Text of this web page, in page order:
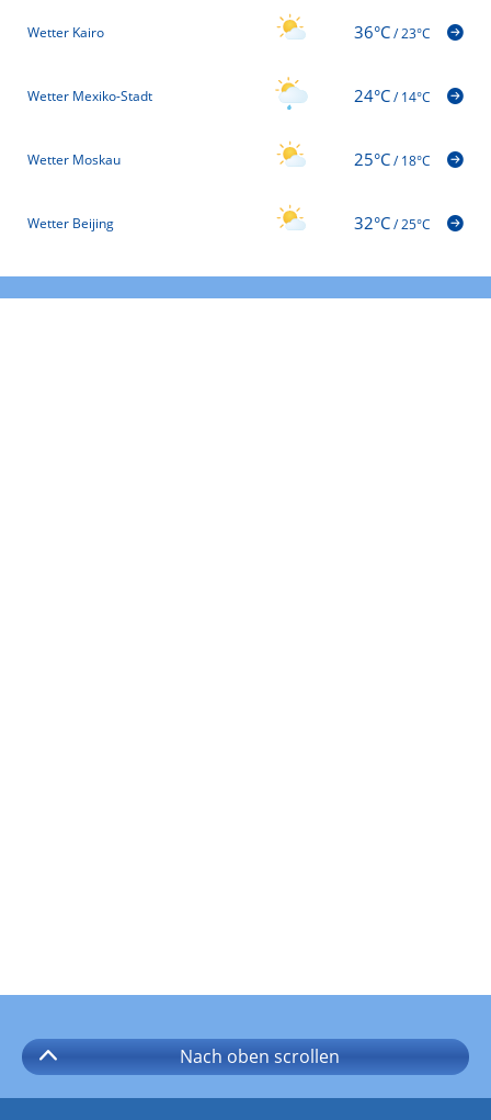
Wetter Kairo 36°C/23°C
Wetter Mexiko-Stadt 24°C/14°C
Wetter Moskau 25°C/18°C
Wetter Beijing 32°C/25°C
Nach oben scrollen